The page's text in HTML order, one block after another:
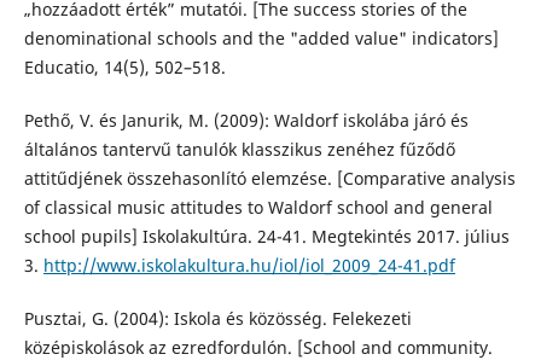
„hozzáadott érték” mutatói. [The success stories of the
denominational schools and the "added value" indicators]
Educatio, 14(5), 502–518.
Pethő, V. és Janurik, M. (2009): Waldorf iskolába járó és
általános tantervű tanulók klasszikus zenéhez fűződő
attitűdjének összehasonlító elemzése. [Comparative analysis
of classical music attitudes to Waldorf school and general
school pupils] Iskolakultúra. 24-41. Megtekintés 2017. július
3. http://www.iskolakultura.hu/iol/iol_2009_24-41.pdf
Pusztai, G. (2004): Iskola és közösség. Felekezeti
középiskolások az ezredfordulón. [School and community.